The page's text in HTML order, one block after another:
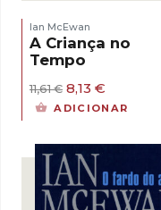
Ian McEwan
A Criança no
Tempo
11,61€ O
preço
11,61 €.
8,13 €
preço
8,13 €.
ADICIONAR